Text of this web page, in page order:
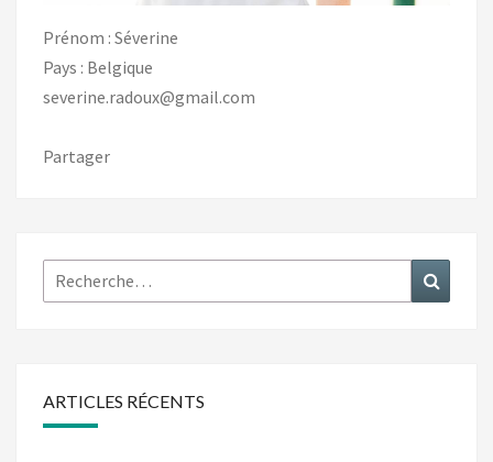
Prénom : Séverine
Pays : Belgique
severine.radoux@gmail.com
Partager
Rechercher :
ARTICLES RÉCENTS